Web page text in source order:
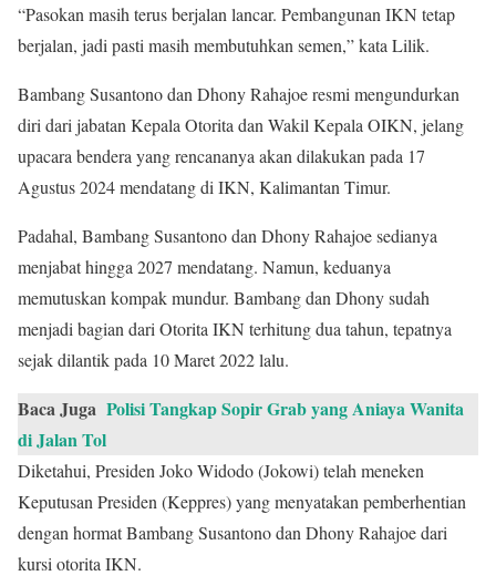
“Pasokan masih terus berjalan lancar. Pembangunan IKN tetap
berjalan, jadi pasti masih membutuhkan semen,” kata Lilik.
Bambang Susantono dan Dhony Rahajoe resmi mengundurkan
diri dari jabatan Kepala Otorita dan Wakil Kepala OIKN, jelang
upacara bendera yang rencananya akan dilakukan pada 17
Agustus 2024 mendatang di IKN, Kalimantan Timur.
Padahal, Bambang Susantono dan Dhony Rahajoe sedianya
menjabat hingga 2027 mendatang. Namun, keduanya
memutuskan kompak mundur. Bambang dan Dhony sudah
menjadi bagian dari Otorita IKN terhitung dua tahun, tepatnya
sejak dilantik pada 10 Maret 2022 lalu.
Baca Juga Polisi Tangkap Sopir Grab yang Aniaya Wanita
di Jalan Tol
Diketahui, Presiden Joko Widodo (Jokowi) telah meneken
Keputusan Presiden (Keppres) yang menyatakan pemberhentian
dengan hormat Bambang Susantono dan Dhony Rahajoe dari
kursi otorita IKN.